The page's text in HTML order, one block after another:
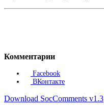
Комментарии
Facebook
ВКонтакте
Download SocComments v1.3